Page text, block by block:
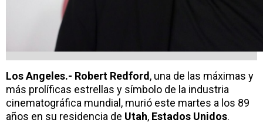
Los Angeles.- Robert Redford, una de las máximas y
más prolíficas estrellas y símbolo de la industria
cinematográfica mundial, murió este martes a los 89
años en su residencia de Utah, Estados Unidos.